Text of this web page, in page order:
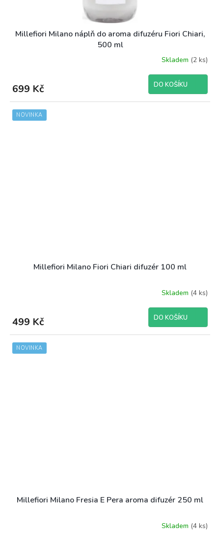
Millefiori Milano náplň do aroma difuzéru Fiori Chiari,
500 ml
Skladem (2 ks)
699 Kč DO KOŠÍKU
NOVINKA
Millefiori Milano Fiori Chiari difuzér 100 ml
Skladem (4 ks)
499 Kč DO KOŠÍKU
NOVINKA
Millefiori Milano Fresia E Pera aroma difuzér 250 ml
Skladem (4 ks)